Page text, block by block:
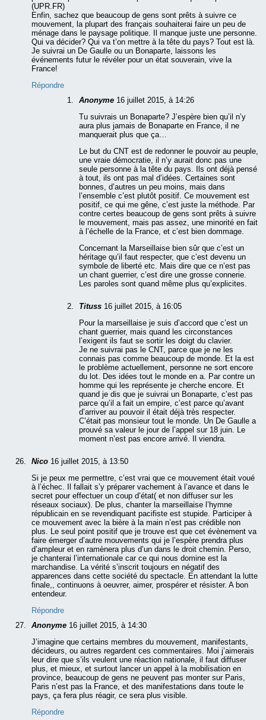
(UPR.FR)
Enfin, sachez que beaucoup de gens sont prêts à suivre ce
mouvement, la plupart des français souhaiterai faire un peu de
ménage dans le paysage politique. Il manque juste une personne.
Qui va décider? Qui va t’on mettre à la tête du pays? Tout est là.
Je suivrai un De Gaulle ou un Bonaparte, laissons les
événements futur le révéler pour un état souverain, vive la
France!
Répondre
Anonyme 16 juillet 2015, à 14:26
Tu suivrais un Bonaparte? J’espère bien qu’il n’y
aura plus jamais de Bonaparte en France, il ne
manquerait plus que ça…
Le but du CNT est de redonner le pouvoir au peuple,
une vraie démocratie, il n’y aurait donc pas une
seule personne à la tête du pays. Ils ont déjà pensé
à tout, ils ont pas mal d’idées. Certaines sont
bonnes, d’autres un peu moins, mais dans
l’ensemble c’est plutôt positif. Ce mouvement est
positif, ce qui me gêne, c’est juste la méthode. Par
contre certes beaucoup de gens sont prêts à suivre
le mouvement, mais pas assez, une minorité en fait
à l’échelle de la France, et c’est bien dommage.
Concernant la Marseillaise bien sûr que c’est un
héritage qu’il faut respecter, que c’est devenu un
symbole de liberté etc. Mais dire que ce n’est pas
un chant guerrier, c’est dire une grosse connerie.
Les paroles sont quand même plus qu’explicites.
Tituss 16 juillet 2015, à 16:05
Pour la marseillaise je suis d’accord que c’est un
chant guerrier, mais quand les circonstances
l’exigent ils faut se sortir les doigt du clavier.
Je ne suivrai pas le CNT, parce que je ne les
connais pas comme beaucoup de monde. Et la est
le problème actuellement, personne ne sort encore
du lot. Des idées tout le monde en a. Par contre un
homme qui les représente je cherche encore. Et
quand je dis que je suivrai un Bonaparte, c’est pas
parce qu’il a fait un empire, c’est parce qu’avant
d’arriver au pouvoir il était déjà très respecter.
C’était pas monsieur tout le monde. Un De Gaulle a
prouvé sa valeur le jour de l’appel sur 18 juin. Le
moment n’est pas encore arrivé. Il viendra.
Nico 16 juillet 2015, à 13:50
Si je peux me permettre, c’est vrai que ce mouvement était voué
à l’échec. Il fallait s’y préparer vachement à l’avance et dans le
secret pour effectuer un coup d’état( et non diffuser sur les
réseaux sociaux). De plus, chanter la marseillaise l’hymne
républicain en se revendiquant pacifiste est stupide. Participer à
ce mouvement avec la bière à la main n’est pas crédible non
plus. Le seul point positif que je trouve est que cet évènement va
faire émerger d’autre mouvements qui je l’espère prendra plus
d’ampleur et en ramènera plus d’un dans le droit chemin. Perso,
je chanterai l’internationale car ce qui nous domine est la
marchandise. La vérité s’inscrit toujours en négatif des
apparences dans cette société du spectacle. En attendant la lutte
finale,, continuons à oeuvrer, aimer, prospérer et résister. A bon
entendeur.
Répondre
Anonyme 16 juillet 2015, à 14:30
J’imagine que certains membres du mouvement, manifestants,
décideurs, ou autres regardent ces commentaires. Moi j’aimerais
leur dire que s’ils veulent une réaction nationale, il faut diffuser
plus, et mieux, et surtout lancer un appel à la mobilisation en
province, beaucoup de gens ne peuvent pas monter sur Paris,
Paris n’est pas la France, et des manifestations dans toute le
pays, ça fera plus réagir, ce sera plus visible.
Répondre